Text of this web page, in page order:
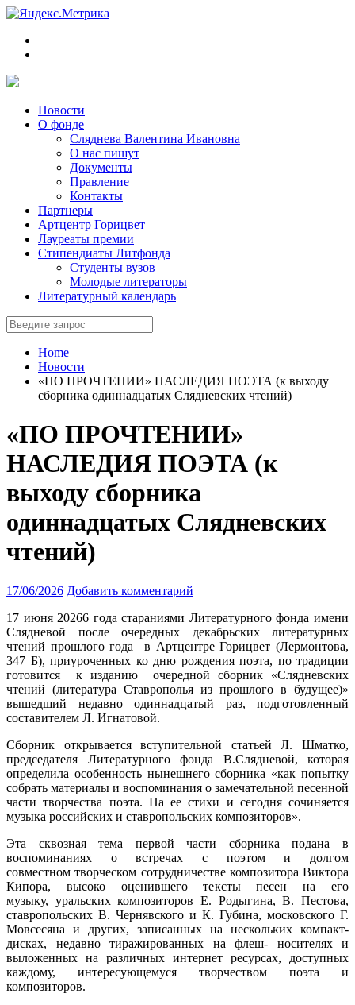
Новости
О фонде
Сляднева Валентина Ивановна
О нас пишут
Документы
Правление
Контакты
Партнеры
Артцентр Горицвет
Лауреаты премии
Стипендиаты Литфонда
Студенты вузов
Молодые литераторы
Литературный календарь
Home
Новости
«ПО ПРОЧТЕНИИ» НАСЛЕДИЯ ПОЭТА (к выходу
сборника одиннадцатых Слядневских чтений)
«ПО ПРОЧТЕНИИ»
НАСЛЕДИЯ ПОЭТА (к
выходу сборника
одиннадцатых Слядневских
чтений)
17/06/2026 Добавить комментарий
17 июня 20266 года стараниями Литературного фонда имени
Слядневой после очередных декабрьских литературных
чтений прошлого года в Артцентре Горицвет (Лермонтова,
347 Б), приуроченных ко дню рождения поэта, по традиции
готовится к изданию очередной сборник «Слядневских
чтений (литература Ставрополья из прошлого в будущее)»
вышедший недавно одиннадцатый раз, подготовленный
составителем Л. Игнатовой.
Сборник открывается вступительной статьей Л. Шматко,
председателя Литературного фонда В.Слядневой, которая
определила особенность нынешнего сборника «как попытку
собрать материалы и воспоминания о замечательной песенной
части творчества поэта. На ее стихи и сегодня сочиняется
музыка российских и ставропольских композиторов».
Эта сквозная тема первой части сборника подана в
воспоминаниях о встречах с поэтом и долгом
совместном творческом сотрудничестве композитора Виктора
Кипора, высоко оценившего тексты песен на его
музыку, уральских композиторов Е. Родыгина, В. Пестова,
ставропольских В. Чернявского и К. Губина, московского Г.
Мовсесяна и других, записанных на нескольких компакт-
дисках, недавно тиражированных на флеш- носителях и
выложенных на различных интернет ресурсах, доступных
каждому, интересующемуся творчеством поэта и
композиторов.